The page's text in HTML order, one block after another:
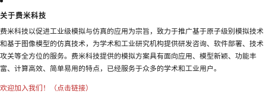
关于费米科技
费米科技以促进工业级模拟与仿真的应用为宗旨，致力于推广基于原子级别模拟技术
和基于图像模型的仿真技术，为学术和工业研究机构提供研发咨询、软件部署、技术
攻关等全方位的服务。费米科技提供的模拟方案具有面向应用、模型新颖、功能丰
富、计算高效、简单易用的特点，已经服务于众多的学术和工业用户。
欢迎加入我们！（点击链接）